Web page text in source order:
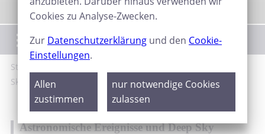
Menü
Start
Sky
Astronomische Ereignisse und Deep Sky
Cookies zu Analyse-Zwecken.
Zur Datenschutzerklärung und den Cookie-
Einstellungen.
Allen
zustimmen
nur notwendige Cookies
zulassen